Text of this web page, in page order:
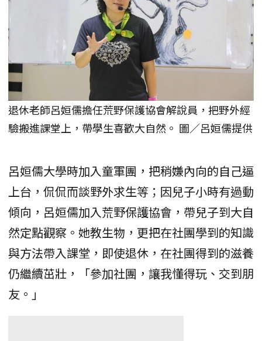
退休老師呂姮儒擔任荒野保護協會解說員，把野外經
驗搬進課堂上，帶學生喜歡大自然。 圖／呂姮儒提供
呂姮儒大學時加入童軍團，把稍嫌內向的自己逼
上台，侃侃而談野外求生等；因兒子小時有過動
傾向，呂姮儒加入荒野保護協會，帶兒子到大自
然定點觀察。她教生物，更把在社團學到的知識
與方法帶入課堂，即使退休，在社團得到的滋養
仍繼續茁壯，「參加社團，讓我懂得玩、交到朋
友。」